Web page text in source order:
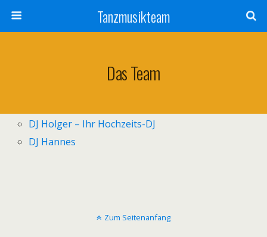
Tanzmusikteam
Das Team
DJ Holger – Ihr Hochzeits-DJ
DJ Hannes
Zum Seitenanfang